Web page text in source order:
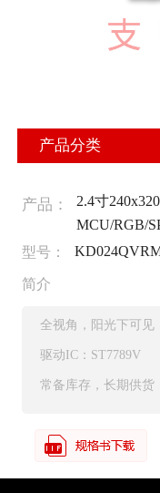
产品分类
产品：
2.4寸
MCU/RGB/
型号：
简介
全视角，阳光下可见
驱动IC：ST7789V
常备库存，长期供货